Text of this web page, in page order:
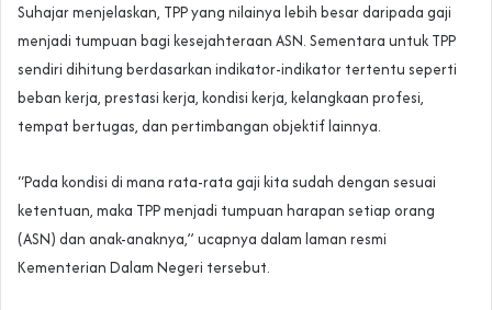
Suhajar menjelaskan, TPP yang nilainya lebih besar daripada gaji
menjadi tumpuan bagi kesejahteraan ASN. Sementara untuk TPP
sendiri dihitung berdasarkan indikator-indikator tertentu seperti
beban kerja, prestasi kerja, kondisi kerja, kelangkaan profesi,
tempat bertugas, dan pertimbangan objektif lainnya.
“Pada kondisi di mana rata-rata gaji kita sudah dengan sesuai
ketentuan, maka TPP menjadi tumpuan harapan setiap orang
(ASN) dan anak-anaknya,” ucapnya dalam laman resmi
Kementerian Dalam Negeri tersebut.